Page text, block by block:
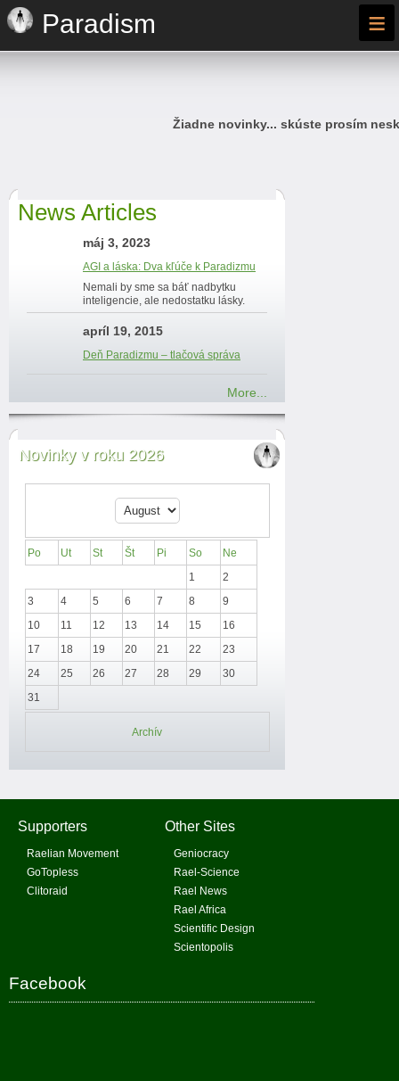
Paradism ≡
Žiadne novinky... skúste prosím
News Articles
máj 3, 2023
AGI a láska: Dva kľúče k Paradizmu
Nemali by sme sa báť nadbytku
inteligencie, ale nedostatku lásky.
apríl 19, 2015
Deň Paradizmu – tlačová správa
More...
Novinky v roku 2026
Po Ut St Št Pi So
Ne
1
2
3
4 5 6 7 8
9
10
11 12 13 14 15
16
17
18 19 20 21 22
23
24
25 26 27 28 29
30
31
Archív
Supporters
Raelian Movement
GoTopless
Clitoraid
Other Sites
Geniocracy
Rael-Science
Rael News
Rael Africa
Scientific Design
Scientopolis
Facebook